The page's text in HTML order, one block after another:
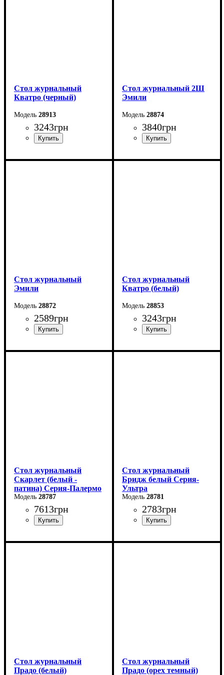
Стол журнальный
Кватро (черный)
28913
3243грн
Ширина: 110 см
Стол журнальный 2Ш
Эмили
28874
3840грн
Ширина: 80 см
Стол журнальный
Эмили
28872
2589грн
Ширина: 110 см
Стол журнальный
Кватро (белый)
28853
3243грн
Ширина: 110 см
Стол журнальный
Скарлет (белый -
патина) Серия-Палермо
28787
7613грн
Длина: 100 см
Стол журнальный
Бридж белый Серия-
Ультра
28781
2783грн
Длина-89 см
Стол журнальный
Прадо (белый)
Стол журнальный
Прадо (орех темный)